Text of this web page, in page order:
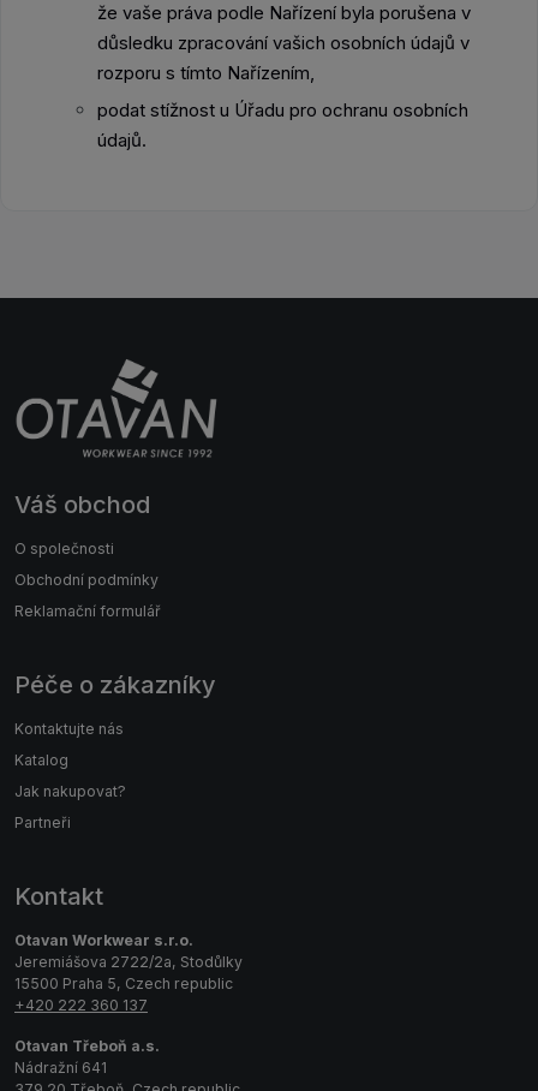
že vaše práva podle Nařízení byla porušena v
důsledku zpracování vašich osobních údajů v
rozporu s tímto Nařízením,
podat stížnost u Úřadu pro ochranu osobních
údajů.
Váš obchod
O společnosti
Obchodní podmínky
Reklamační formulář
Péče o zákazníky
Kontaktujte nás
Katalog
Jak nakupovat?
Partneři
Kontakt
Otavan Workwear s.r.o.
Jeremiášova 2722/2a, Stodůlky
15500 Praha 5, Czech republic
+420 222 360 137
Otavan Třeboň a.s.
Nádražní 641